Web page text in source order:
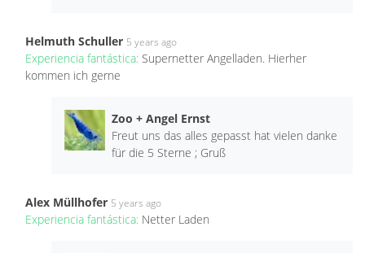
Helmuth Schuller 5 years ago
Experiencia fantástica: Supernetter Angelladen. Hierher
kommen ich gerne
Zoo + Angel Ernst
Freut uns das alles gepasst hat vielen danke
für die 5 Sterne ; Gruß
Alex Müllhofer 5 years ago
Experiencia fantástica: Netter Laden